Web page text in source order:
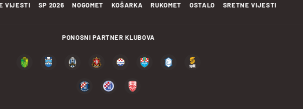
VIJESTI SP 2026 NOGOMET KOŠARKA RUKOMET OSTALO SRETNE VIJESTI
PONOSNI PARTNER KLUBOVA